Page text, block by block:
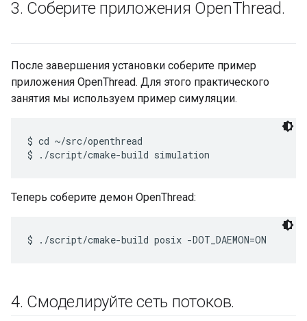
3. Соберите приложения OpenThread.
После завершения установки соберите пример
приложения OpenThread. Для этого практического
занятия мы используем пример симуляции.
$ cd ~/src/openthread
Теперь соберите демон OpenThread:
4. Смоделируйте сеть потоков.